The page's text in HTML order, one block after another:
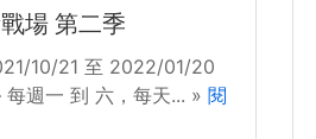
場 第二季
10/21 至 2022/01/20
每週一 到 六，每天... » 閱